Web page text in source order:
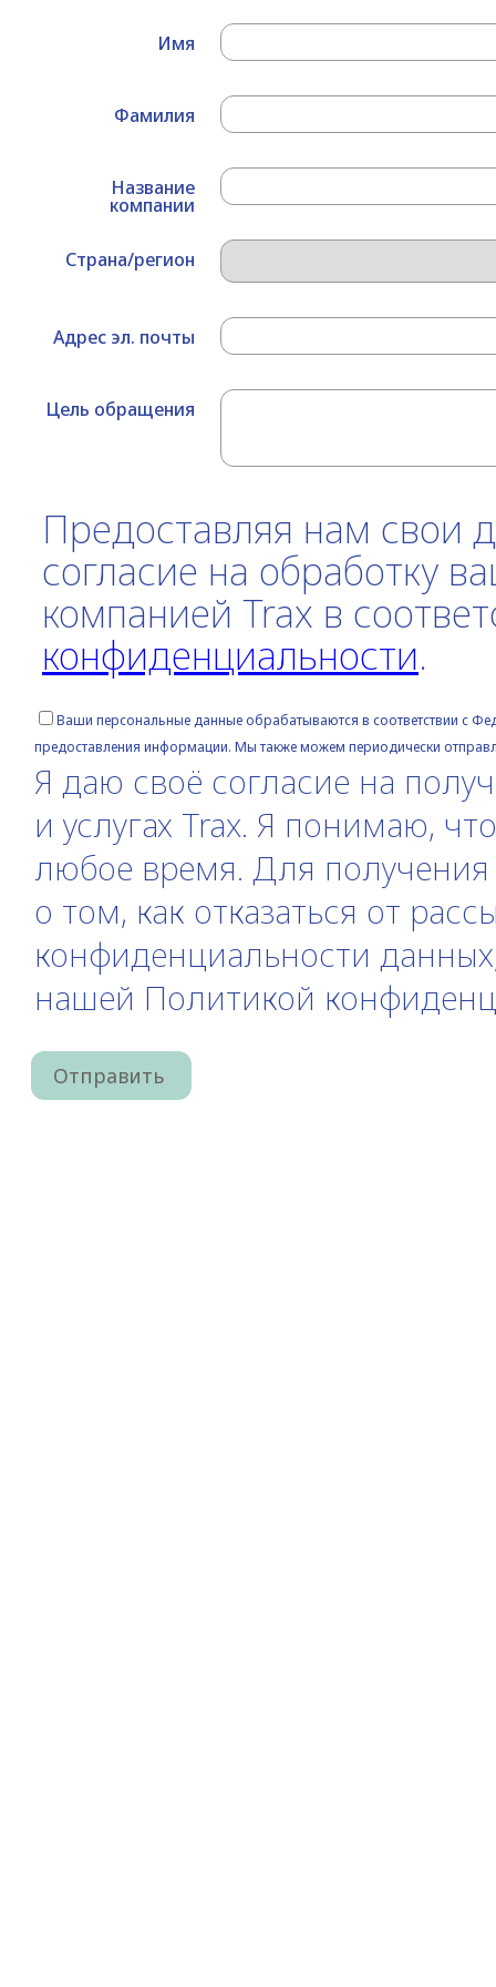
Имя
Фамилия
Название
компании
Страна/регион
Адрес эл. почты
Цель обращения
Предоставляя нам свои
согласие на обработку
компанией Trax в
конфиденциальности.
Ваши персональные данные обрабатываются в соответствии с
предоставления информации. Мы также можем периодически
Я даю своё согласие на
и услугах Trax. Я понимаю,
любое время. Для
о том, как отказаться от
конфиденциальности
нашей Политикой